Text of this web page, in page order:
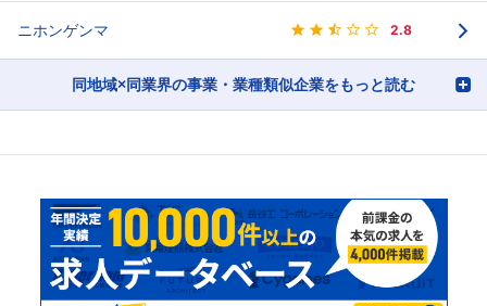
ニホンゲンマ 2.8
同地域×同業界の事業・業種類似企業をもっと読む